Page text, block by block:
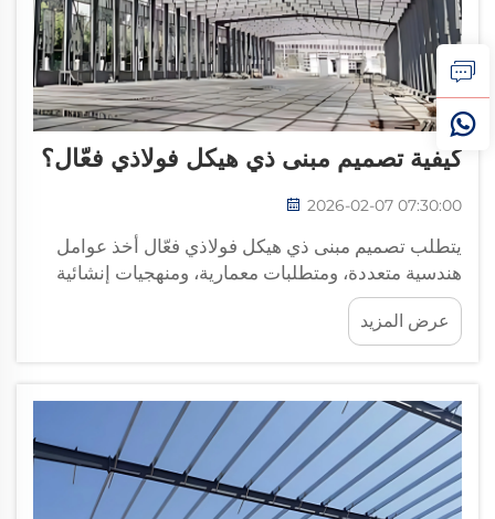
كيفية تصميم مبنى ذي هيكل فولاذي فعّال؟
2026-02-07 07:30:00
يتطلب تصميم مبنى ذي هيكل فولاذي فعّال أخذ عوامل
هندسية متعددة، ومتطلبات معمارية، ومنهجيات إنشائية
في الاعتبار بعناية. ويوفّر المبنى ذي الهيكل الفولاذي
المصمم جيدًا قوة استثنائية بالنسبة لوزنه...
عرض المزيد